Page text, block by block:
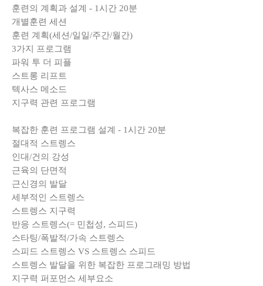
훈련의 계획과 설계 - 1시간 20분
개별훈련 세션
훈련 계획(세션/일일/주간/월간)
3가지 프로그램
파워 투 더 피플
스트롱 리프트
텍사스 메소드
지구력 관련 프로그램
복잡한 훈련 프로그램 설계 - 1시간 20분
절대적 스트렝스
인대/건의 강성
근육의 단면적
근신경의 발달
세부적인 스트렝스
스트렝스 지구력
반응 스트렝스(= 민첩성, 스피드)
스타팅/폭발적/가속 스트렝스
스피드 스트렝스 VS 스트렝스 스피드
스트렝스 발달을 위한 복잡한 프로그래밍 방법
지구력 퍼포먼스 세부요소